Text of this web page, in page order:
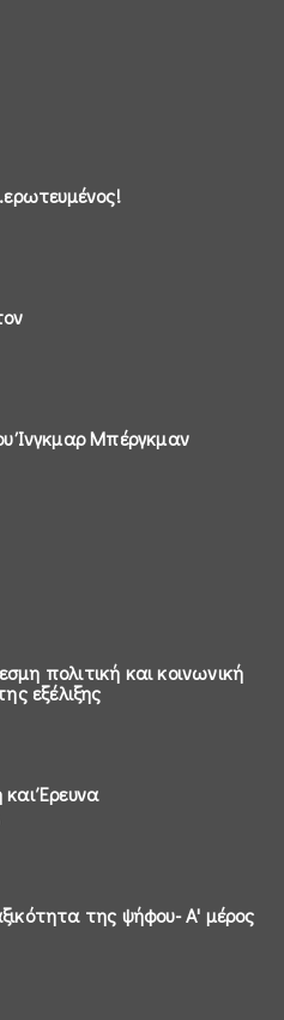
Ίνγκμαρ Μπέργκμαν
πολιτική και κοινωνική
εξέλιξης
Έρευνα
της ψήφου- Α' μέρος